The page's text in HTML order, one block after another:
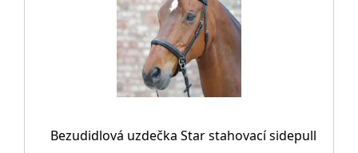
Bezudidlová uzdečka Star stahovací sidepull